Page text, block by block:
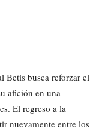
Betis busca reforzar el
afición en una
El regreso a la
nuevamente entre los